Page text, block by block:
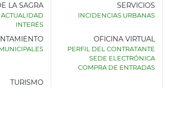
LA SAGRA
ACTUALIDAD
INTERÉS
SERVICIOS
INCIDENCIAS URBANAS
OFICINA VIRTUAL
PERFIL DEL CONTRATANTE
SEDE ELECTRÓNICA
COMPRA DE ENTRADAS
TURISMO